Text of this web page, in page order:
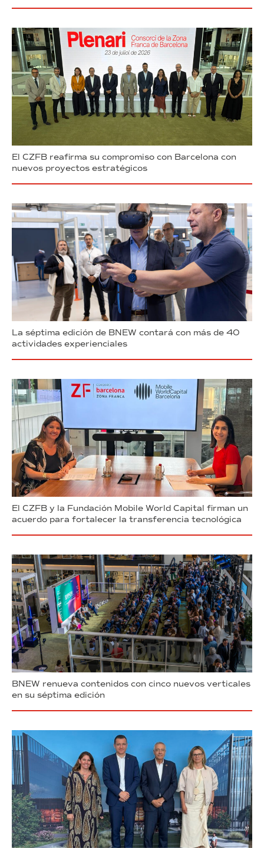
El CZFB reafirma su compromiso con Barcelona con
nuevos proyectos estratégicos
La séptima edición de BNEW contará con más de 40
actividades experienciales
El CZFB y la Fundación Mobile World Capital firman un
acuerdo para fortalecer la transferencia tecnológica
BNEW renueva contenidos con cinco nuevos verticales
en su séptima edición